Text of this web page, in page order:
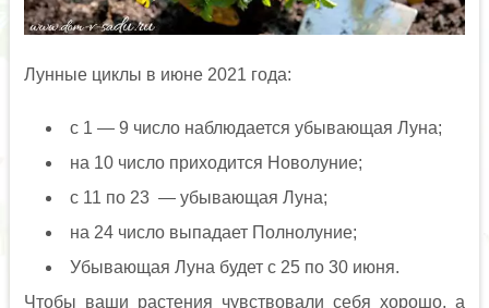
Лунные циклы в июне 2021 года:
с 1 — 9 число наблюдается убывающая Луна;
на 10 число приходится Новолуние;
с 11 по 23 — убывающая Луна;
на 24 число выпадает Полнолуние;
Убывающая Луна будет с 25 по 30 июня.
Чтобы ваши растения чувствовали себя хорошо, а